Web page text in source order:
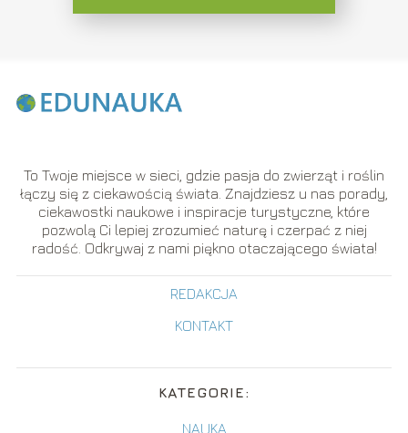
To Twoje miejsce w sieci, gdzie pasja do zwierząt i roślin
łączy się z ciekawością świata. Znajdziesz u nas porady,
ciekawostki naukowe i inspiracje turystyczne, które
pozwolą Ci lepiej zrozumieć naturę i czerpać z niej
radość. Odkrywaj z nami piękno otaczającego świata!
REDAKCJA
KONTAKT
KATEGORIE:
NAUKA